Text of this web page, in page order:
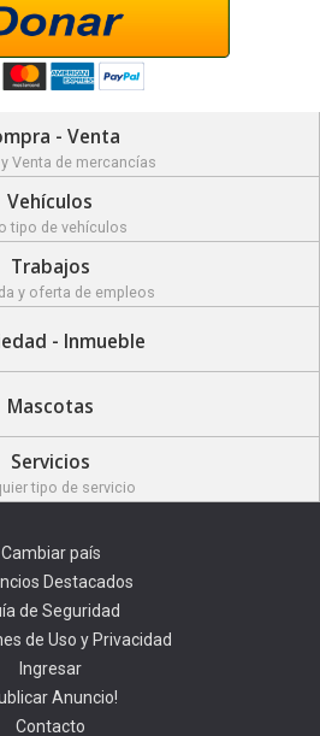
- Venta
Venta de mercancías
Vehículos
tipo de vehículos
Trabajos
y oferta de empleos
- Inmueble
Mascotas
Servicios
tipo de servicio
Cambiar país
Destacados
de Seguridad
de Uso y Privacidad
Ingresar
Anuncio!
Contacto